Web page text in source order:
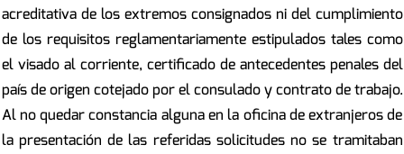
acreditativa de los extremos consignados ni del cumplimiento
de los requisitos reglamentariamente estipulados tales como
el visado al corriente, certificado de antecedentes penales del
país de origen cotejado por el consulado y contrato de trabajo.
Al no quedar constancia alguna en la oficina de extranjeros de
la presentación de las referidas solicitudes no se tramitaban